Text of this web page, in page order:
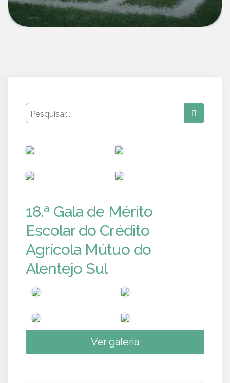
18.ª Gala de Mérito
Escolar do Crédito
Agrícola Mútuo do
Alentejo Sul
Ver galeria